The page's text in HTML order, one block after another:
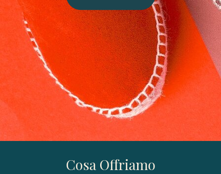
Cosa Offriamo